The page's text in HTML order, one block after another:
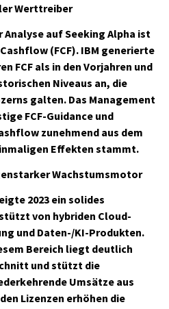
Werttreiber
auf Seeking Alpha ist
(FCF). IBM generierte
FCF als in den Vorjahren und
Niveaus an, die
galten. Das Management
FCF-Guidance und
zunehmend aus dem
Effekten stammt.
Wachstumsmotor
2023 ein solides
von hybriden Cloud-
und Daten-/KI-Produkten.
Bereich liegt deutlich
und stützt die
Umsätze aus
Lizenzen erhöhen die